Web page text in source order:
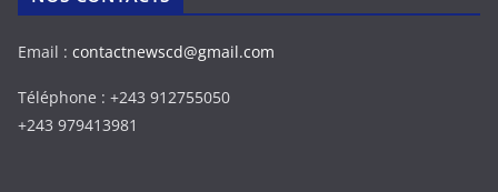
Email : contactnewscd@gmail.com
Téléphone : +243 912755050
+243 979413981